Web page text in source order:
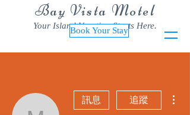
Bay Vista Motel
Your Island Vacation Starts Here.
Book Your Stay
訊息 追蹤